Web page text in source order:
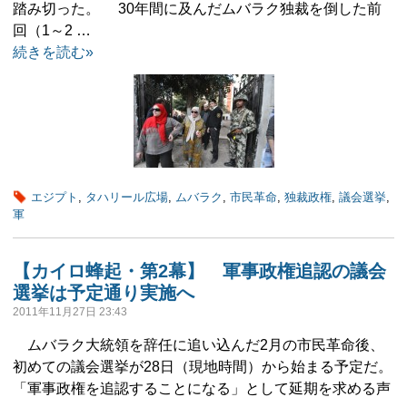
踏み切った。 30年間に及んだムバラク独裁を倒した前
回（1～2 …
続きを読む»
エジプト , タハリール広場, ムバラク , 市民革命, 独裁政権, 議会選挙,
軍
【カイロ蜂起・第2幕】 軍事政権追認の議会
選挙は予定通り実施へ
2011年11月27日 23:43
ムバラク大統領を辞任に追い込んだ2月の市民革命後、
初めての議会選挙が28日（現地時間）から始まる予定だ。
「軍事政権を追認することになる」として延期を求める声